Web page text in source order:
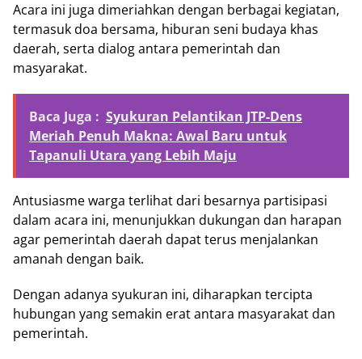
Acara ini juga dimeriahkan dengan berbagai kegiatan,
termasuk doa bersama, hiburan seni budaya khas
daerah, serta dialog antara pemerintah dan
masyarakat.
Baca Juga : Syukuran Pelantikan JTP-Dens
Meriah Penuh Makna: Awal Baru untuk
Tapanuli Utara yang Lebih Maju
Antusiasme warga terlihat dari besarnya partisipasi
dalam acara ini, menunjukkan dukungan dan harapan
agar pemerintah daerah dapat terus menjalankan
amanah dengan baik.
Dengan adanya syukuran ini, diharapkan tercipta
hubungan yang semakin erat antara masyarakat dan
pemerintah.